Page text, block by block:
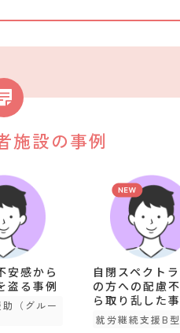
施設の事例
安感から
盗る事例
（グルー
自閉スペクト
の方への配慮
ら取り乱した
就労継続支援B型